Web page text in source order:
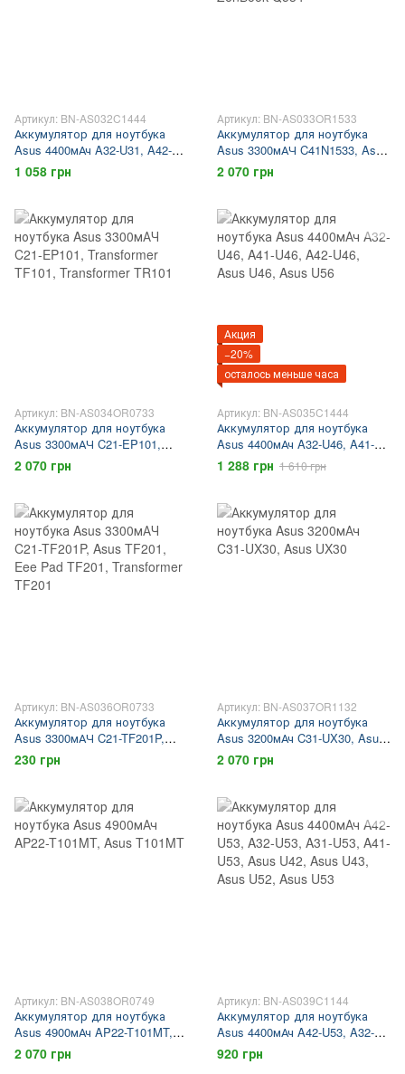
Артикул: BN-AS032C1444
Аккумулятор для ноутбука
Asus 4400мАч A32-U31, A42-
U31, Asus U31, Asus U41
1 058 грн
Артикул: BN-AS033OR1533
Аккумулятор для ноутбука
Asus 3300мАЧ C41N1533, Asus
UX560, Asus Q534, ZenBook
UX560, ZenBook Q534
2 070 грн
Артикул: BN-AS034OR0733
Аккумулятор для ноутбука
Asus 3300мАЧ C21-EP101,
Transformer TF101, Transformer
TR101
2 070 грн
Акция
−20%
осталось меньше часа
Артикул: BN-AS035C1444
Аккумулятор для ноутбука
Asus 4400мАч A32-U46, A41-
U46, A42-U46, Asus U46, Asus
U56
1 288 грн 1 610 грн
Артикул: BN-AS036OR0733
Аккумулятор для ноутбука
Asus 3300мАЧ C21-TF201P,
Asus TF201, Eee Pad TF201,
Transformer TF201
230 грн
Артикул: BN-AS037OR1132
Аккумулятор для ноутбука
Asus 3200мАч C31-UX30, Asus
UX30
2 070 грн
Артикул: BN-AS038OR0749
Аккумулятор для ноутбука
Asus 4900мАч AP22-T101MT,
Asus T101MT
2 070 грн
Артикул: BN-AS039C1144
Аккумулятор для ноутбука
Asus 4400мАч A42-U53, A32-
U53, A31-U53, A41-U53, Asus
U42, Asus U43, Asus U52, Asus
920 грн